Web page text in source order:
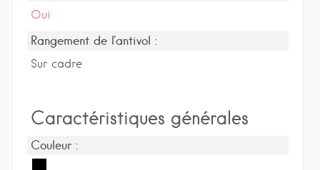
Oui
Rangement de l'antivol :
Sur cadre
Caractéristiques générales
Couleur :